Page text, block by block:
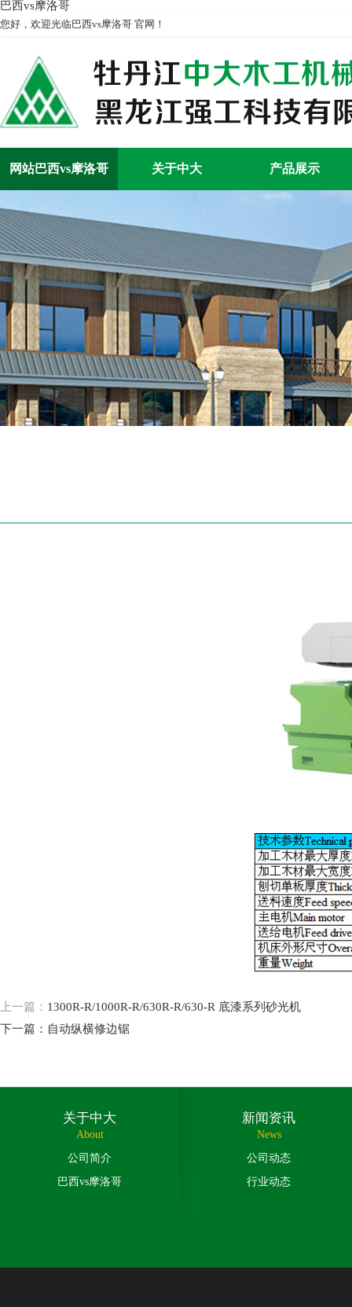
巴西vs摩洛哥
您好，欢迎光临巴西vs摩洛哥 官网！
网站巴西vs摩洛哥 关于中大 产品展示
上一篇： 1300R-R/1000R-R/630R-R/630-R 底漆系列砂光机
下一篇： 自动纵横修边锯
关于中大
About
公司简介
巴西vs摩洛哥
新闻资讯
News
公司动态
行业动态